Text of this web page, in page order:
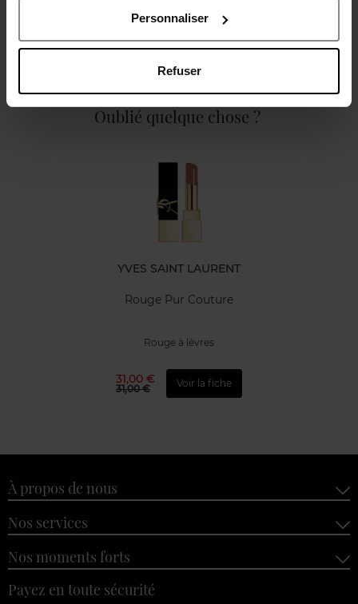
Personnaliser
Refuser
Avis client Politique relative aux avis des clients
Oublié quelque chose ?
YVES SAINT LAURENT
Rouge Pur Couture
Rouge à lèvres
31,00 €
31,00 € Voir la fiche
À propos de nous
Nos services
Nos moments forts
Payez en toute sécurité